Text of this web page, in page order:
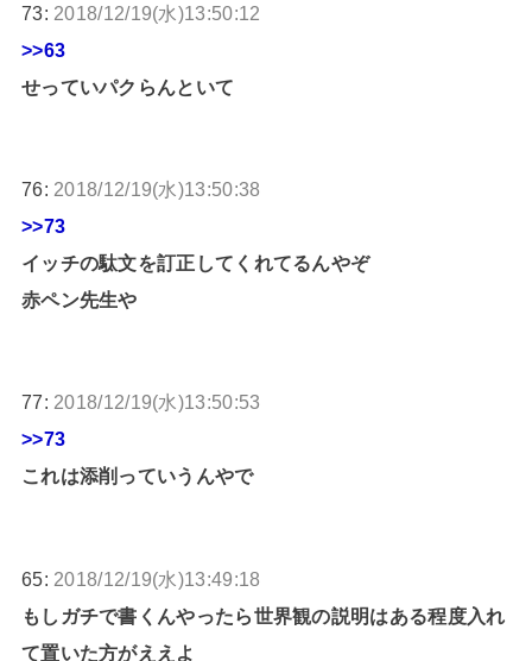
73: 2018/12/19(水)13:50:12
>>63
せっていパクらんといて
76: 2018/12/19(水)13:50:38
>>73
イッチの駄文を訂正してくれてるんやぞ
赤ペン先生や
77: 2018/12/19(水)13:50:53
>>73
これは添削っていうんやで
65: 2018/12/19(水)13:49:18
もしガチで書くんやったら世界観の説明はある程度入れ
て置いた方がええよ